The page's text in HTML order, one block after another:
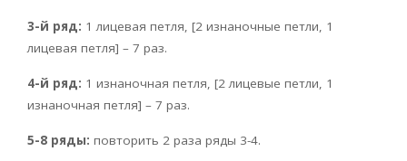
3-й ряд: 1 лицевая петля, [2 изнаночные петли, 1
лицевая петля] – 7 раз.
4-й ряд: 1 изнаночная петля, [2 лицевые петли, 1
изнаночная петля] – 7 раз.
5-8 ряды: повторить 2 раза ряды 3-4.